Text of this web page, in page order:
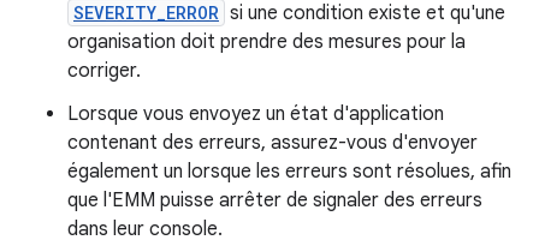
SEVERITY_ERROR si une condition existe et qu'une
organisation doit prendre des mesures pour la
corriger.
Lorsque vous envoyez un état d'application
contenant des erreurs, assurez-vous d'envoyer
également un lorsque les erreurs sont résolues, afin
que l'EMM puisse arrêter de signaler des erreurs
dans leur console.